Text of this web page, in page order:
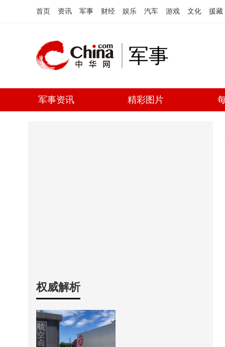
首页 资讯 军事 财经 娱乐 汽车 游戏 文化 援藏
军事
军事资讯 精彩图片
权威解析